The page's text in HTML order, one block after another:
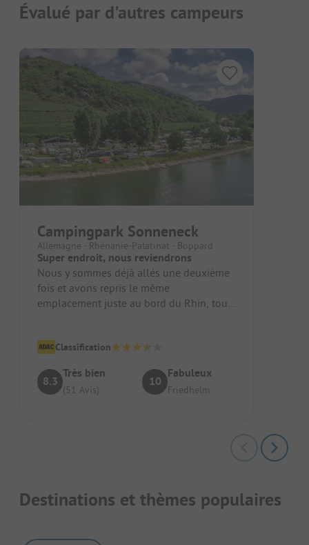
Évalué par d'autres campeurs
Campingpark Sonneneck
Allemagne - Rhénanie-Palatinat - Boppard
Super endroit, nous reviendrons
Nous y sommes déjà allés une deuxième
fois et avons repris le même
emplacement juste au bord du Rhin, tout
Classification
8.3
Très bien
(51 Avis)
10
Fabuleux
Friedhelm
Destinations et thèmes populaires